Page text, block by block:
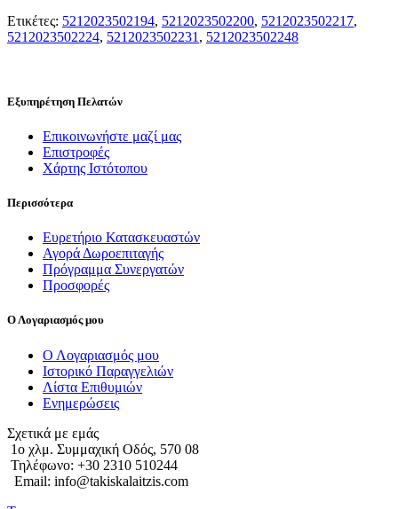
Ετικέτες: 5212023502194, 5212023502200, 5212023502217,
5212023502224, 5212023502231 , 5212023502248
Εξυπηρέτηση Πελατών
Επικοινωνήστε μαζί μας
Επιστροφές
Χάρτης Ιστότοπου
Περισσότερα
Ευρετήριο Κατασκευαστών
Αγορά Δωροεπιταγής
Πρόγραμμα Συνεργατών
Προσφορές
Ο Λογαριασμός μου
Ο Λογαριασμός μου
Ιστορικό Παραγγελιών
Λίστα Επιθυμιών
Ενημερώσεις
Σχετικά με εμάς
1o χλμ. Συμμαχική Οδός, 570 08
Τηλέφωνο: +30 2310 510244
Email: info@takiskalaitzis.com